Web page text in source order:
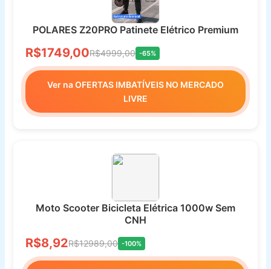
POLARES Z20PRO Patinete Elétrico Premium
R$1749,00R$4999,00 -65%
Ver na OFERTAS IMBATÍVEIS NO MERCADO
LIVRE
Moto Scooter Bicicleta Elétrica 1000w Sem
CNH
R$8,92R$12989,00 -100%